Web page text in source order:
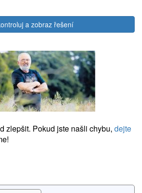
a zobraz řešení
zlepšit. Pokud jste našli chybu, dejte